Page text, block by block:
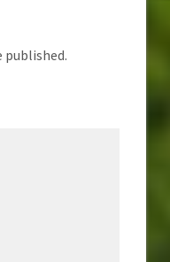
published.